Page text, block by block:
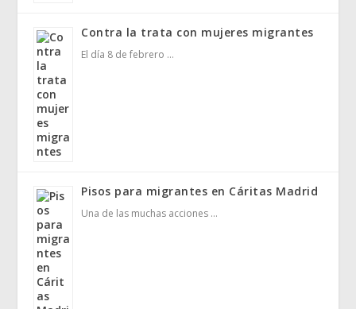
Contra la trata con mujeres migrantes
El día 8 de febrero …
Pisos para migrantes en Cáritas Madrid
Una de las muchas acciones …